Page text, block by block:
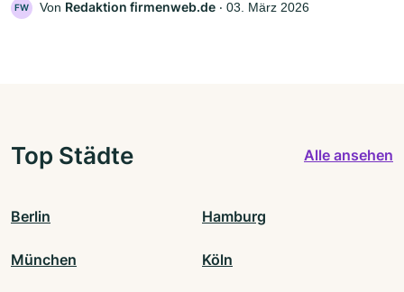
FW Von Redaktion firmenweb.de ‧ 03. März 2026
Top Städte Alle ansehen
Berlin Hamburg
München Köln